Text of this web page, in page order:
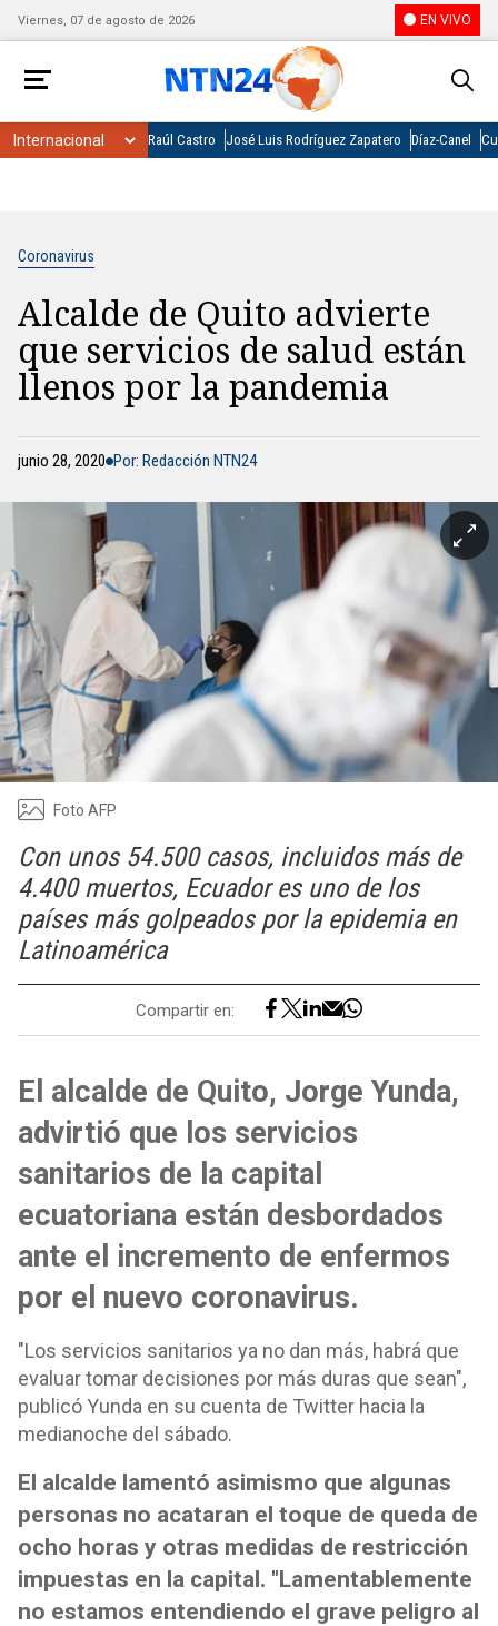
Viernes, 07 de agosto de 2026 EN VIVO
Raúl Castro José Luis Rodríguez Zapatero Díaz-Canel
Coronavirus
Alcalde de Quito advierte
que servicios de salud están
llenos por la pandemia
junio 28, 2020 Por: Redacción NTN24
Foto AFP
Con unos 54.500 casos, incluidos más de
4.400 muertos, Ecuador es uno de los
países más golpeados por la epidemia en
Latinoamérica
Compartir en:
El alcalde de Quito, Jorge Yunda,
advirtió que los servicios
sanitarios de la capital
ecuatoriana están desbordados
ante el incremento de enfermos
por el nuevo coronavirus.
"Los servicios sanitarios ya no dan más, habrá que
evaluar tomar decisiones por más duras que sean",
publicó Yunda en su cuenta de Twitter hacia la
medianoche del sábado.
El alcalde lamentó asimismo que algunas
personas no acataran el toque de queda de
ocho horas y otras medidas de restricción
impuestas en la capital. "Lamentablemente
no estamos entendiendo el grave peligro al